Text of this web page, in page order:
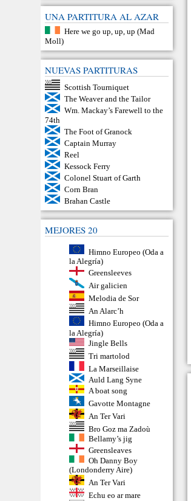
UNA PARTITURA AL AZAR
Here we go up, up, up (Mad
Moll)
NUEVAS PARTITURAS
Scottish Tourniquet
The Weaver and the Tailor
Wm. Mackay’s Farewell to the
74th
The Foot of Granock
Captain Murray
Reel
Kessock Ferry
Colonel Stuart of Garth
Corn Bran
Brahan Castle
MEJORES 20
Himno Europeo (Oda a
la Alegría)
Greensleeves
Air galicien
Melodia de Sor
An Alarc’h
Himno Europeo (Oda a
la Alegría)
Jingle Bells
Tri martolod
La Marseillaise
Auld Lang Syne
A boat song
Gavotte Montagne
An Ter Vari
Bro Goz ma Zadoù
Bellamy’s jig
Greensleaves
Oh Danny Boy
(Londonderry Aire)
An Ter Vari
Echu eo ar mare